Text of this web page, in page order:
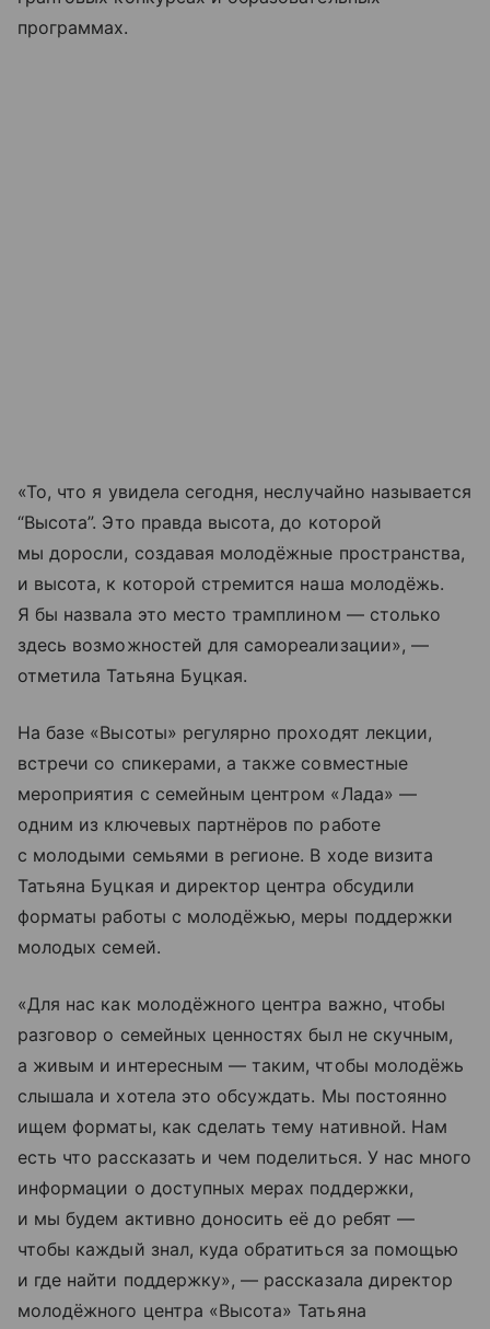
программах.
«То, что я увидела сегодня, неслучайно называется
“Высота”. Это правда высота, до которой
мы доросли, создавая молодёжные пространства,
и высота, к которой стремится наша молодёжь.
Я бы назвала это место трамплином — столько
здесь возможностей для самореализации», —
отметила Татьяна Буцкая.
На базе «Высоты» регулярно проходят лекции,
встречи со спикерами, а также совместные
мероприятия с семейным центром «Лада» —
одним из ключевых партнёров по работе
с молодыми семьями в регионе. В ходе визита
Татьяна Буцкая и директор центра обсудили
форматы работы с молодёжью, меры поддержки
молодых семей.
«Для нас как молодёжного центра важно, чтобы
разговор о семейных ценностях был не скучным,
а живым и интересным — таким, чтобы молодёжь
слышала и хотела это обсуждать. Мы постоянно
ищем форматы, как сделать тему нативной. Нам
есть что рассказать и чем поделиться. У нас много
информации о доступных мерах поддержки,
и мы будем активно доносить её до ребят —
чтобы каждый знал, куда обратиться за помощью
и где найти поддержку», — рассказала директор
молодёжного центра «Высота» Татьяна